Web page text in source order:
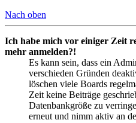
Nach oben
Ich habe mich vor einiger Zeit
mehr anmelden?!
Es kann sein, dass ein
verschieden Gründen
löschen viele Boards
Zeit keine Beiträge
Datenbankgröße zu
erneut und nimm aktiv an